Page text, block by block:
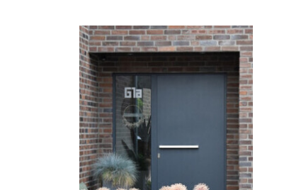
Fensterbänke
Konfigurator